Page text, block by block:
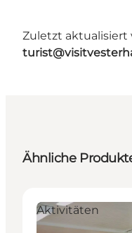
Zuletzt aktualisiert
Ähnliche
Aktivitäten